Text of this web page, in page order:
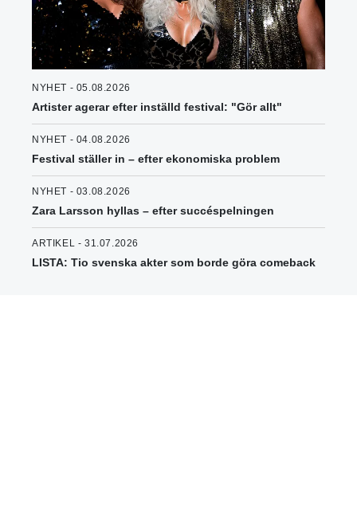
NYHET - 05.08.2026
Artister agerar efter inställd festival: "Gör allt"
NYHET - 04.08.2026
Festival ställer in – efter ekonomiska problem
NYHET - 03.08.2026
Zara Larsson hyllas – efter succéspelningen
ARTIKEL - 31.07.2026
LISTA: Tio svenska akter som borde göra comeback